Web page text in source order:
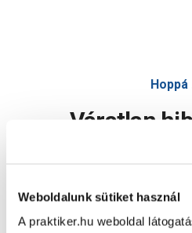
Weboldalunk sütiket használ
A praktiker.hu weboldal
Hoppá
Váratlan
Oldal